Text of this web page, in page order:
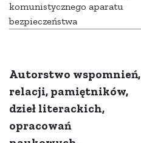
komunistycznego aparatu
bezpieczeństwa
Autorstwo wspomnień,
relacji, pamiętników,
dzieł literackich,
opracowań